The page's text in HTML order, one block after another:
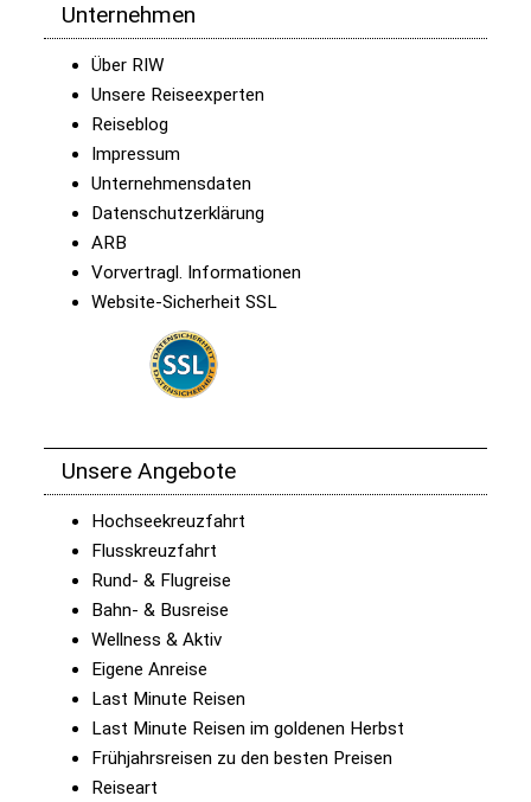
Unternehmen
Über RIW
Unsere Reiseexperten
Reiseblog
Impressum
Unternehmensdaten
Datenschutzerklärung
ARB
Vorvertragl. Informationen
Website-Sicherheit SSL
Unsere Angebote
Hochseekreuzfahrt
Flusskreuzfahrt
Rund- & Flugreise
Bahn- & Busreise
Wellness & Aktiv
Eigene Anreise
Last Minute Reisen
Last Minute Reisen im goldenen Herbst
Frühjahrsreisen zu den besten Preisen
Reiseart